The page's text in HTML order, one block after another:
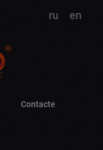
ru en
Contacte